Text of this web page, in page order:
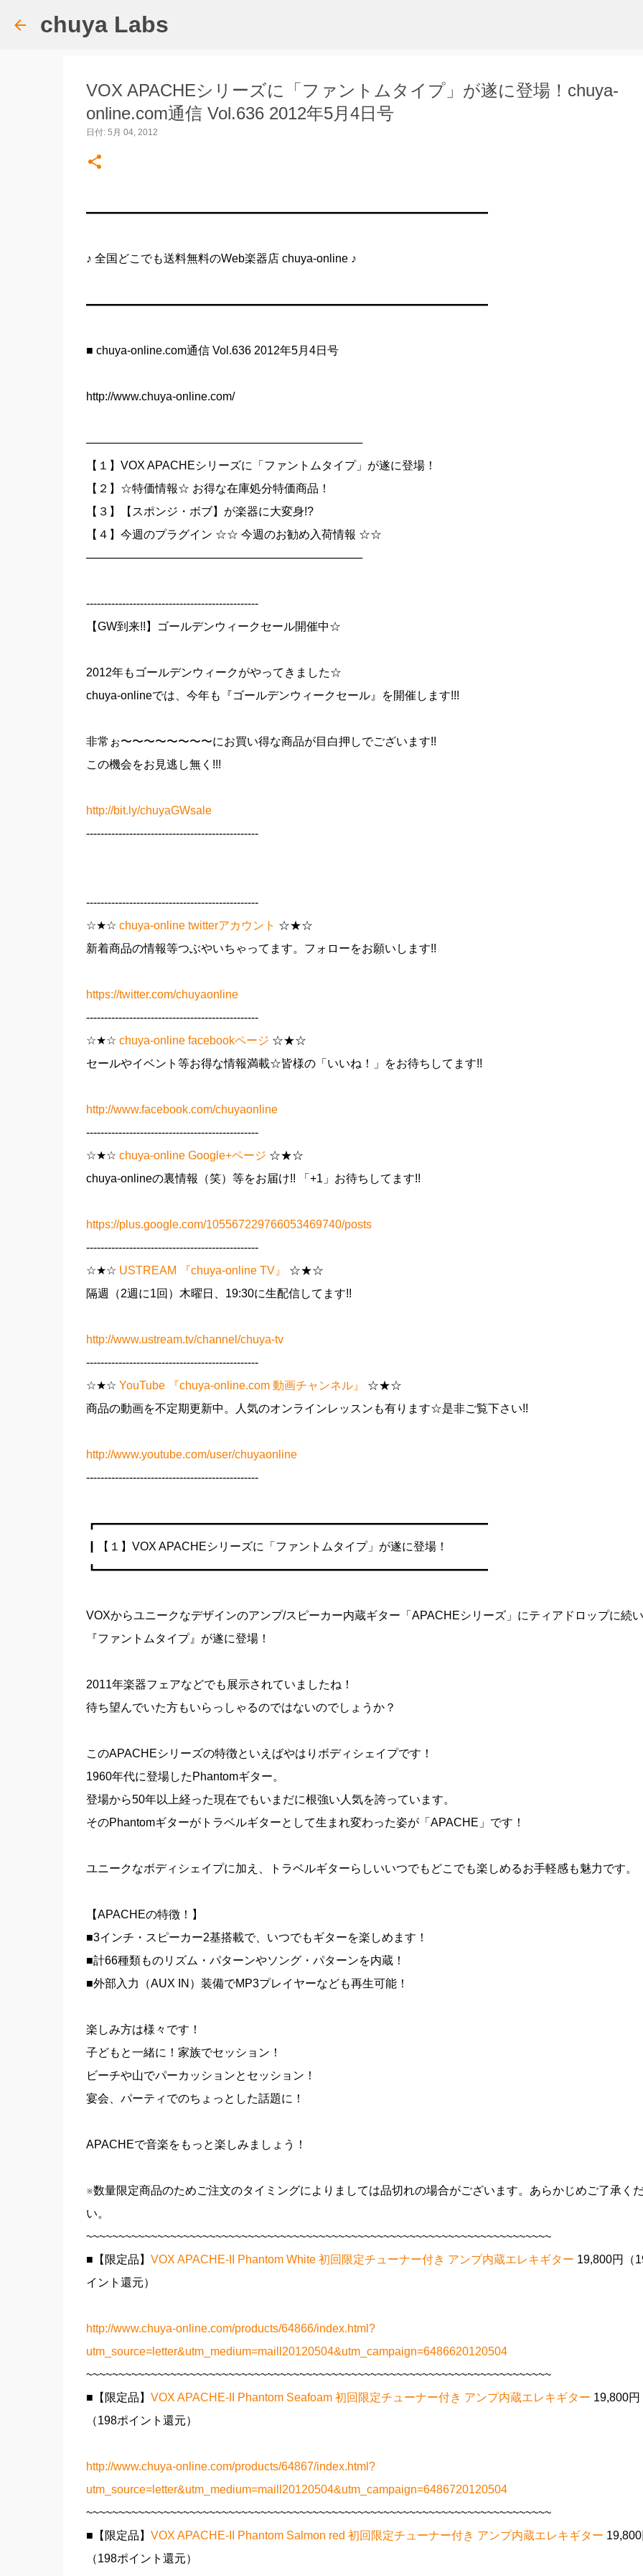
chuya Labs
VOX APACHEシリーズに「ファントムタイプ」が遂に登場！chuya-
online.com通信 Vol.636 2012年5月4日号
日付: 5月 04, 2012
━━━━━━━━━━━━━━━━━━━━━━━━━━━━━━━━━━━
♪ 全国どこでも送料無料のWeb楽器店 chuya-online ♪
━━━━━━━━━━━━━━━━━━━━━━━━━━━━━━━━━━━
■ chuya-online.com通信 Vol.636 2012年5月4日号
http://www.chuya-online.com/
───────────────────────────────────
【１】VOX APACHEシリーズに「ファントムタイプ」が遂に登場！
【２】☆特価情報☆ お得な在庫処分特価商品！
【３】【スポンジ・ボブ】が楽器に大変身!?
【４】今週のプラグイン ☆☆ 今週のお勧め入荷情報 ☆☆
───────────────────────────────────
------------------------------------------------
【GW到来!!】ゴールデンウィークセール開催中☆
2012年もゴールデンウィークがやってきました☆
chuya-onlineでは、今年も『ゴールデンウィークセール』を開催します!!!
非常ぉ〜〜〜〜〜〜〜〜にお買い得な商品が目白押しでございます!!
この機会をお見逃し無く!!!
http://bit.ly/chuyaGWsale
------------------------------------------------
------------------------------------------------
☆★☆ chuya-online twitterアカウント ☆★☆
新着商品の情報等つぶやいちゃってます。フォローをお願いします!!
https://twitter.com/chuyaonline
------------------------------------------------
☆★☆ chuya-online facebookページ ☆★☆
セールやイベント等お得な情報満載☆皆様の「いいね！」をお待ちしてます!!
http://www.facebook.com/chuyaonline
------------------------------------------------
☆★☆ chuya-online Google+ページ ☆★☆
chuya-onlineの裏情報（笑）等をお届け!! 「+1」お待ちしてます!!
https://plus.google.com/105567229766053469740/posts
------------------------------------------------
☆★☆ USTREAM 『chuya-online TV』
☆★☆
隔週（2週に1回）木曜日、19:30に生配信してます!!
http://www.ustream.tv/channel/chuya-tv
------------------------------------------------
☆★☆ YouTube 『chuya-online.com 動画チャンネル』
☆★☆
商品の動画を不定期更新中。人気のオンラインレッスンも有ります☆是非ご覧下さい!!
http://www.youtube.com/user/chuyaonline
------------------------------------------------
┏━━━━━━━━━━━━━━━━━━━━━━━━━━━━━━━━━━
┃【１】VOX APACHEシリーズに「ファントムタイプ」が遂に登場！
┗━━━━━━━━━━━━━━━━━━━━━━━━━━━━━━━━━━
VOXからユニークなデザインのアンプ/スピーカー内蔵ギター「APACHEシリーズ」にティアドロップに続
『ファントムタイプ』が遂に登場！
2011年楽器フェアなどでも展示されていましたね！
待ち望んでいた方もいらっしゃるのではないのでしょうか？
このAPACHEシリーズの特徴といえばやはりボディシェイプです！
1960年代に登場したPhantomギター。
登場から50年以上経った現在でもいまだに根強い人気を誇っています。
そのPhantomギターがトラベルギターとして生まれ変わった姿が「APACHE」です！
ユニークなボディシェイプに加え、トラベルギターらしいいつでもどこでも楽しめるお手軽感も魅力です。
【APACHEの特徴！】
■3インチ・スピーカー2基搭載で、いつでもギターを楽しめます！
■計66種類ものリズム・パターンやソング・パターンを内蔵！
■外部入力（AUX IN）装備でMP3プレイヤーなども再生可能！
楽しみ方は様々です！
子どもと一緒に！家族でセッション！
ビーチや山でパーカッションとセッション！
宴会、パーティでのちょっとした話題に！
APACHEで音楽をもっと楽しみましょう！
※数量限定商品のためご注文のタイミングによりましては品切れの場合がございます。あらかじめご了承く
い。
~~~~~~~~~~~~~~~~~~~~~~~~~~~~~~~~~~~~~~~~~~~~~~~~~~~~~~~~~~~~~~~~~~~~~~~~
■【限定品】 VOX APACHE-II Phantom White 初回限定チューナー付き アンプ内蔵エレキギター 19,800円（
イント還元）
http://www.chuya-online.com/products/64866/index.html?
utm_source=letter&utm_medium=maill20120504&utm_campaign=6486620120504
~~~~~~~~~~~~~~~~~~~~~~~~~~~~~~~~~~~~~~~~~~~~~~~~~~~~~~~~~~~~~~~~~~~~~~~~
■【限定品】 VOX APACHE-II Phantom Seafoam 初回限定チューナー付き アンプ内蔵エレキギター 19,800円
（198ポイント還元）
http://www.chuya-online.com/products/64867/index.html?
utm_source=letter&utm_medium=maill20120504&utm_campaign=6486720120504
~~~~~~~~~~~~~~~~~~~~~~~~~~~~~~~~~~~~~~~~~~~~~~~~~~~~~~~~~~~~~~~~~~~~~~~~
■【限定品】 VOX APACHE-II Phantom Salmon red 初回限定チューナー付き アンプ内蔵エレキギター
（198ポイント還元）